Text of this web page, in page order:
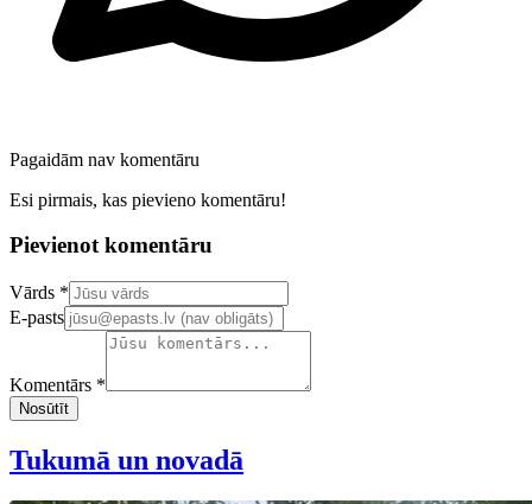
Pagaidām nav komentāru
Esi pirmais, kas pievieno komentāru!
Pievienot komentāru
Confirm your email address
Vārds *
E-pasts
Komentārs *
Nosūtīt
Tukumā un novadā